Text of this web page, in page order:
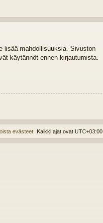
lisää mahdollisuuksia. Sivuston
käytännöt ennen kirjautumista.
Kaikki ajat ovat UTC+03:00
evästeet